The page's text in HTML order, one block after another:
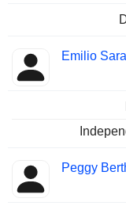
Emilio
Peggy